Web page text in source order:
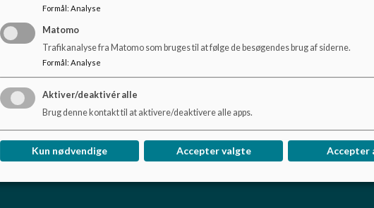
Læsning på Vadgård skole.pdf
Formål : Analyse
Matomo
Trafikanalyse fra Matomo som bruges til at følge de besøgendes brug af siderne.
Formål: Analyse
Aktiver/deaktivér alle
Brug denne kontakt til at aktivere/deaktivere alle apps.
Kun nødvendige Accepter valgte Accepter